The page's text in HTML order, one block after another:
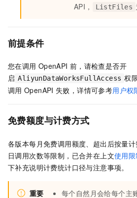
API，
ListFiles
前提条件
您在调用 OpenAPI 前，请检查是否开
启 AliyunDataWorksFullAccess 权
调用 OpenAPI 失败，详情可参考用户权
免费额度与计费方式
各版本每月免费调用额度、超出后按量
日调用次数等限制，已合并在上文使用限
下补充说明计费统计口径与注意事项。
重要
每个自然月会给每个主